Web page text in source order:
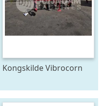
Kongskilde Vibrocorn